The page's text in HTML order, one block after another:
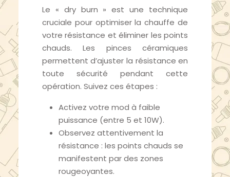
Le « dry burn » est une technique
cruciale pour optimiser la chauffe de
votre résistance et éliminer les points
chauds. Les pinces céramiques
permettent d’ajuster la résistance en
toute sécurité pendant cette
opération. Suivez ces étapes :
Activez votre mod à faible
puissance (entre 5 et 10W).
Observez attentivement la
résistance : les points chauds se
manifestent par des zones
rougeoyantes.